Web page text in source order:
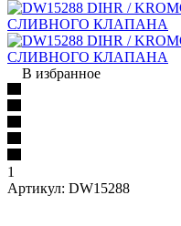
В избранное
1
Артикул: DW15288